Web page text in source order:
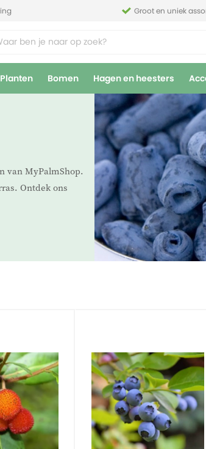
Groot en uniek
Planten Bomen Hagen en heesters
van MyPalmShop.
Ontdek ons